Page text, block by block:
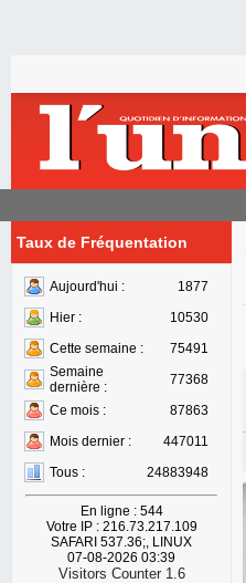
Taux de Fréquentation
Aujourd'hui :
1877
Hier :
10530
Cette semaine :
75491
Semaine
dernière :
77368
Ce mois :
87863
Mois dernier :
447011
Tous :
24883948
En ligne : 544
Votre IP : 216.73.217.109
SAFARI 537.36;, LINUX
07-08-2026 03:39
Visitors Counter 1.6